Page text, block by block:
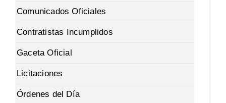
Comunicados Oficiales
Contratistas Incumplidos
Gaceta Oficial
Licitaciones
Órdenes del Día